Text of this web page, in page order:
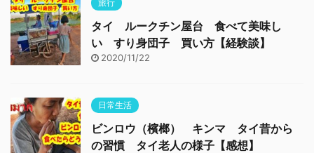
旅行
タイ ルークチン屋台 食べて美味し
い すり身団子 買い方【経験談】
2020/11/22
日常生活
ビンロウ（檳榔） キンマ タイ昔から
の習慣 タイ老人の様子【感想】